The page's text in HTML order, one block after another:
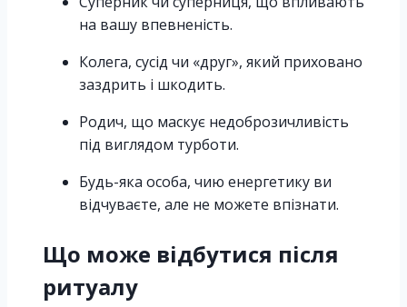
на вашу впевненість.
Колега, сусід чи «друг», який приховано
заздрить і шкодить.
Родич, що маскує недоброзичливість
під виглядом турботи.
Будь-яка особа, чию енергетику ви
відчуваєте, але не можете впізнати.
Що може відбутися після
ритуалу